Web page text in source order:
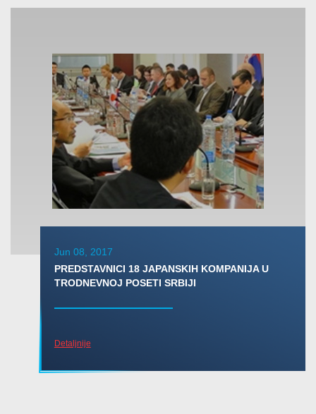
Jun 08, 2017
PREDSTAVNICI 18 JAPANSKIH KOMPANIJA U
TRODNEVNOJ POSETI SRBIJI
Detaljnije